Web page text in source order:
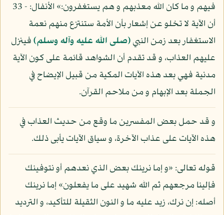
فيهم و ما كان الله معذبهم و هم يستغفرون:» الأنفال: - 33
أن الآية لا تخلو عن إشعار بأن الأمة ستنتزع منهم نعمة
الاستغفار بعد زمن النبي(صلى الله عليه وآله وسلم)فينزل
عليهم العذاب، و قد تقدم أن الشواهد قائمة على كون الآية
مدنية فهي بعد هذه الآيات المكية من قبيل الإيضاح في
الجملة بعد الإبهام و من ملاحم القرآن.
و قد حمل بعض المفسرين ما وقع من حديث العذاب في
هذه الآيات على عذاب الآخرة، و سياق الآيات يأبى ذلك.
قوله تعالى: «و إما نرينك بعض الذي نعدهم أو نتوفينك
فإلينا مرجعهم ثم الله شهيد على ما يفعلون» إما نرينك
أصله: إن نرك، زيد عليه ما و النون الثقيلة للتأكيد، و الترديد